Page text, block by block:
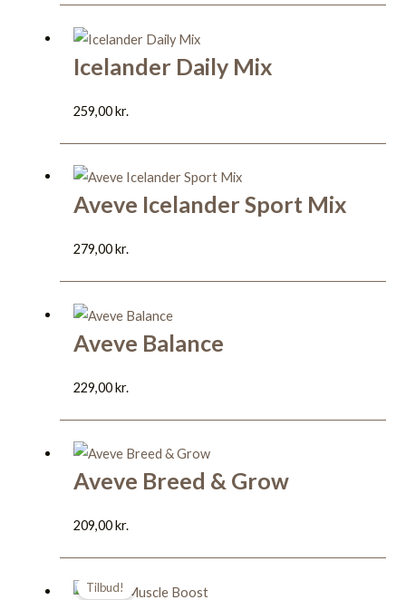
Icelander Daily Mix
259,00kr.
Aveve Icelander Sport Mix
279,00kr.
Aveve Balance
229,00kr.
Aveve Breed & Grow
209,00kr.
Tilbud! oprindeligeaktuelle